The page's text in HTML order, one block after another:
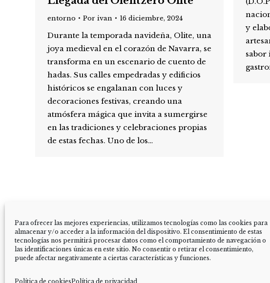
Para ofrecer las mejores experiencias, utilizamos tecnologías como las cookies para
almacenar y/o acceder a la información del dispositivo. El consentimiento de estas
tecnologías nos permitirá procesar datos como el comportamiento de navegación o
las identificaciones únicas en este sitio. No consentir o retirar el consentimiento,
puede afectar negativamente a ciertas características y funciones.
Política de cookiesPolítica de privacidad
y
sabor
entorno Por ivan 16 diciembre, 2024
Durante la temporada navideña, Olite, una
joya medieval en el corazón de Navarra, se
transforma en un escenario de cuento de
hadas. Sus calles empedradas y edificios
históricos se engalanan con luces y
decoraciones festivas, creando una
atmósfera mágica que invita a sumergirse
en las tradiciones y celebraciones propias
de estas fechas. Uno de los…
← 1
Web creada por BIT INFORMÁTICA LODOSA